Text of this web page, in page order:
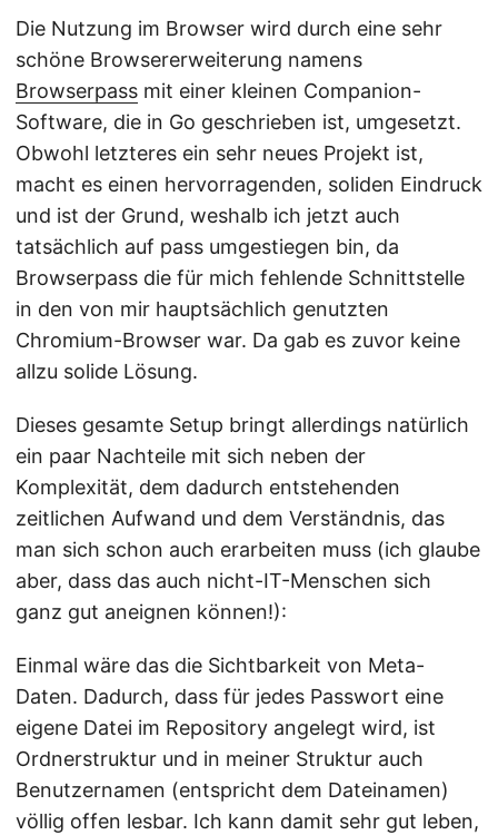
Die Nutzung im Browser wird durch eine sehr
schöne Browsererweiterung namens
Browserpass mit einer kleinen Companion-
Software, die in Go geschrieben ist, umgesetzt.
Obwohl letzteres ein sehr neues Projekt ist,
macht es einen hervorragenden, soliden Eindruck
und ist der Grund, weshalb ich jetzt auch
tatsächlich auf pass umgestiegen bin, da
Browserpass die für mich fehlende Schnittstelle
in den von mir hauptsächlich genutzten
Chromium-Browser war. Da gab es zuvor keine
allzu solide Lösung.
Dieses gesamte Setup bringt allerdings natürlich
ein paar Nachteile mit sich neben der
Komplexität, dem dadurch entstehenden
zeitlichen Aufwand und dem Verständnis, das
man sich schon auch erarbeiten muss (ich glaube
aber, dass das auch nicht-IT-Menschen sich
ganz gut aneignen können!):
Einmal wäre das die Sichtbarkeit von Meta-
Daten. Dadurch, dass für jedes Passwort eine
eigene Datei im Repository angelegt wird, ist
Ordnerstruktur und in meiner Struktur auch
Benutzernamen (entspricht dem Dateinamen)
völlig offen lesbar. Ich kann damit sehr gut leben,